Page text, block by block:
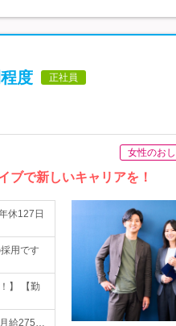
度 正社員
女性のお
ブで新しいキャリアを！
休127日
用です
】 【勤
月給275…